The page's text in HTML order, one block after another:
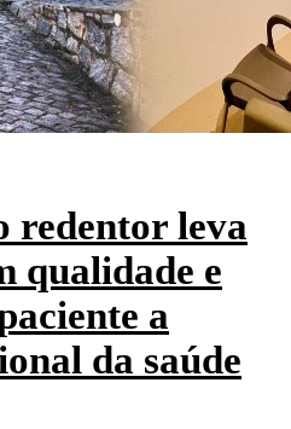
redentor leva
qualidade e
a
da saúde